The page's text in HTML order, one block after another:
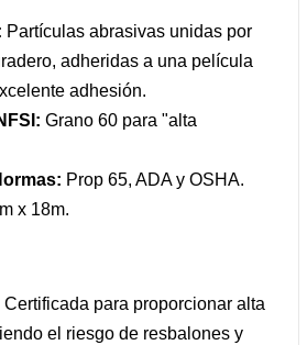
Partículas abrasivas unidas por
adheridas a una película
adhesión.
Grano 60 para "alta
Prop 65, ADA y OSHA.
x 18m.
Certificada para proporcionar alta
el riesgo de resbalones y